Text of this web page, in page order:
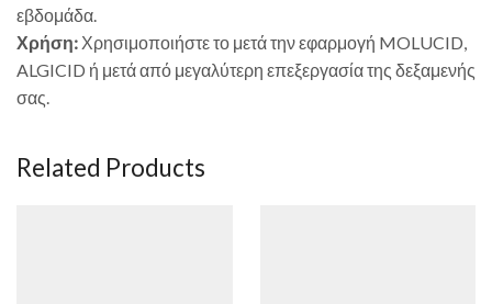
εβδομάδα.
Χρήση: Χρησιμοποιήστε το μετά την εφαρμογή MOLUCID,
ALGICID ή μετά από μεγαλύτερη επεξεργασία της δεξαμενής
σας.
Related Products